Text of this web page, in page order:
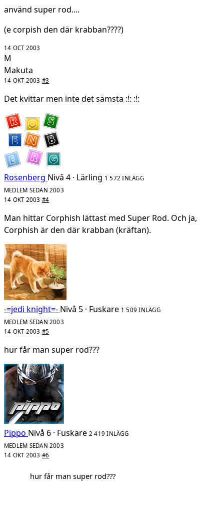
använd super rod....
(e corpish den där krabban????)
14 OCT 2003
M
Makuta
14 OKT 2003 #3
Det kvittar men inte det sämsta :!: :!:
Rosenberg Nivå 4 · Lärling 1 572 INLÄGG
MEDLEM SEDAN 2003
14 OKT 2003 #4
Man hittar Corphish lättast med Super Rod. Och ja,
Corphish är den där krabban (kräftan).
-=jedi knight=- Nivå 5 · Fuskare 1 509 INLÄGG
MEDLEM SEDAN 2003
14 OKT 2003 #5
hur får man super rod???
Pippo Nivå 6 · Fuskare 2 419 INLÄGG
MEDLEM SEDAN 2003
14 OKT 2003 #6
hur får man super rod???